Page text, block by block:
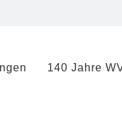
140 Jahre